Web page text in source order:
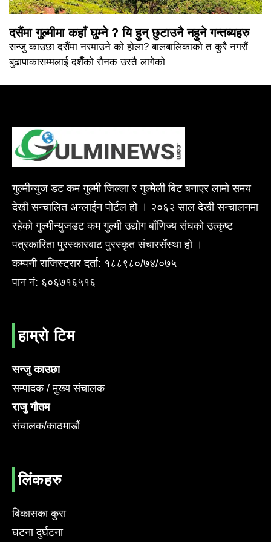
दसैंमा गुल्मीमा कहाँ घुम्ने ? यि हुन् छुटाउनै नहुने गन्तब्यहरु
सन्जु काउछा दसैंमा नरमाउने को होला? बालबालिकाको त कुरै नगरौं
बुढापाकासम्मलाई दशैँको रौनक उस्तै लागेको
गुल्मीन्युज डट कम गुल्मी जिल्ला र गुल्मेली बिट बनाएर लामो समय
देखी सन्चालित अन्लाईन पोर्टल हो । २०६२ साल देखी सन्चालनमा
रहेको गुल्मीन्युजडट कम गुल्मी उद्योग बाँणिज्य संघको उत्कृष्ट
पत्रकारिता पुरस्कारबाट पुरस्कृत संचारसँस्था हो ।
कम्पनी राजिस्ट्रार दर्ता: १८८९८०/७४/०७५
पान नं: ६०६७१६५१६
हाम्रो टिम
सन्जु काउछा
सम्पादक / मुख्य संचालक
राजु गौतम
संचालक/काठमाडौं
लिंकहरु
बिकासका कुरा
घटना दुर्घटना